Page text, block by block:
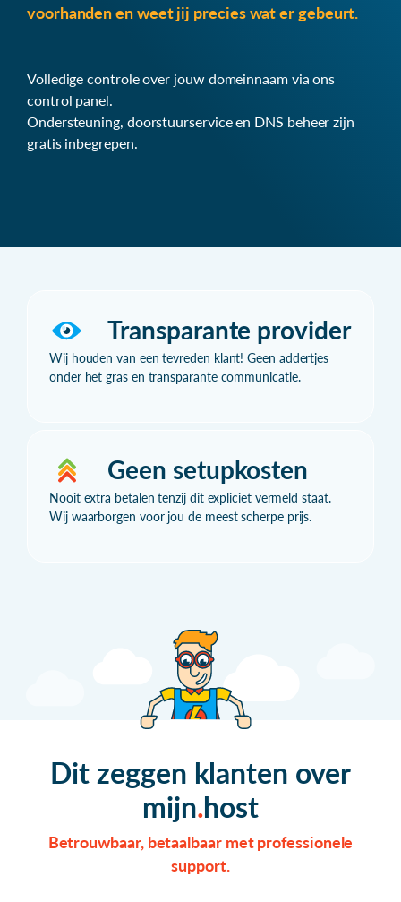
voorhanden en weet jij precies wat er gebeurt.
Volledige controle over jouw domeinnaam via ons
control panel.
Ondersteuning, doorstuurservice en DNS beheer zijn
gratis inbegrepen.
Transparante provider
Wij houden van een tevreden klant! Geen addertjes
onder het gras en transparante communicatie.
Geen setupkosten
Nooit extra betalen tenzij dit expliciet vermeld staat.
Wij waarborgen voor jou de meest scherpe prijs.
Dit zeggen klanten over
mijn host
Betrouwbaar, betaalbaar met professionele
support.